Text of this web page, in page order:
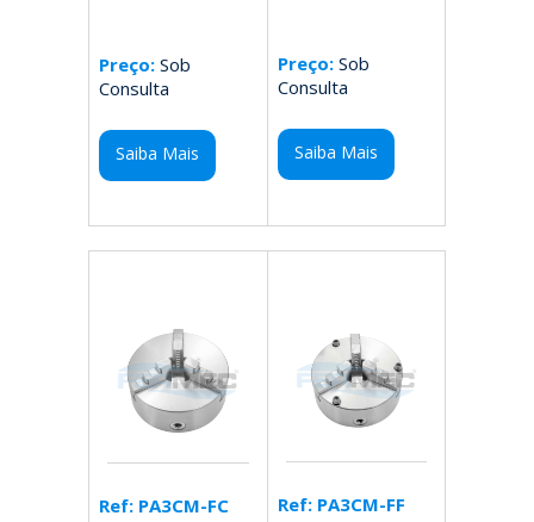
Preço: Sob
Consulta
Saiba Mais
Preço:Sob
Consulta
Saiba Mais
Ref: PA3CM-FC Ref: PA3CM-FF